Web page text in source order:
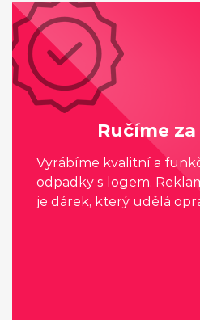
Ručíme
Vyrábíme kvalitní a
odpadky s logem.
je dárek, který udělá